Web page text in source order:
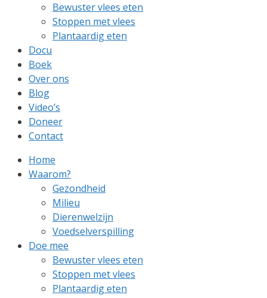
Bewuster vlees eten
Stoppen met vlees
Plantaardig eten
Docu
Boek
Over ons
Blog
Video’s
Doneer
Contact
Home
Waarom?
Gezondheid
Milieu
Dierenwelzijn
Voedselverspilling
Doe mee
Bewuster vlees eten
Stoppen met vlees
Plantaardig eten